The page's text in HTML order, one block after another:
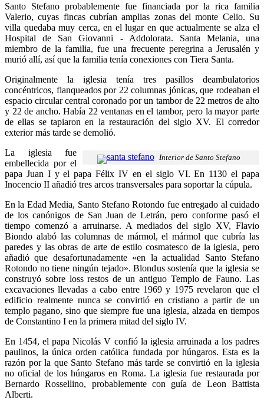
Santo Stefano probablemente fue financiada por la rica familia
Valerio, cuyas fincas cubrían amplias zonas del monte Celio. Su
villa quedaba muy cerca, en el lugar en que actualmente se alza el
Hospital de San Giovanni - Addolorata. Santa Melania, una
miembro de la familia, fue una frecuente peregrina a Jerusalén y
murió allí, así que la familia tenía conexiones con Tiera Santa.
Originalmente la iglesia tenía tres pasillos deambulatorios
concéntricos, flanqueados por 22 columnas jónicas, que rodeaban el
espacio circular central coronado por un tambor de 22 metros de alto
y 22 de ancho. Había 22 ventanas en el tambor, pero la mayor parte
de ellas se tapiaron en la restauración del siglo XV. El corredor
exterior más tarde se demolió.
Interior de Santo Stefano
La iglesia fue
embellecida por el
papa Juan I y el papa Félix IV en el siglo VI. En 1130 el papa
Inocencio II añadió tres arcos transversales para soportar la cúpula.
En la Edad Media, Santo Stefano Rotondo fue entregado al cuidado
de los canónigos de San Juan de Letrán, pero conforme pasó el
tiempo comenzó a arruinarse. A mediados del siglo XV, Flavio
Biondo alabó las columnas de mármol, el mármol que cubría las
paredes y las obras de arte de estilo cosmatesco de la iglesia, pero
añadió que desafortunadamente «en la actualidad Santo Stefano
Rotondo no tiene ningún tejado». Blondus sostenía que la iglesia se
construyó sobre loss restos de un antiguo Templo de Fauno. Las
excavaciones llevadas a cabo entre 1969 y 1975 revelaron que el
edificio realmente nunca se convirtió en cristiano a partir de un
templo pagano, sino que siempre fue una iglesia, alzada en tiempos
de Constantino I en la primera mitad del siglo IV.
En 1454, el papa Nicolás V confió la iglesia arruinada a los padres
paulinos, la única orden católica fundada por húngaros. Esta es la
razón por la que Santo Stefano más tarde se convirtió en la iglesia
no oficial de los húngaros en Roma. La iglesia fue restaurada por
Bernardo Rossellino, probablemente con guía de Leon Battista
Alberti.